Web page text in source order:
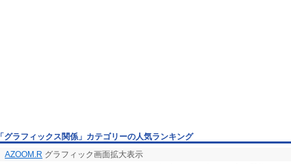
「グラフィックス関係」カテゴリーの人気ランキング
AZOOM.R グラフィック画面拡大表示